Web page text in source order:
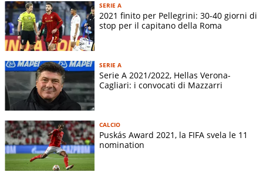
SERIE A
2021 finito per Pellegrini: 30-40 giorni di
stop per il capitano della Roma
SERIE A
Serie A 2021/2022, Hellas Verona-
Cagliari: i convocati di Mazzarri
CALCIO
Puskás Award 2021, la FIFA svela le 11
nomination